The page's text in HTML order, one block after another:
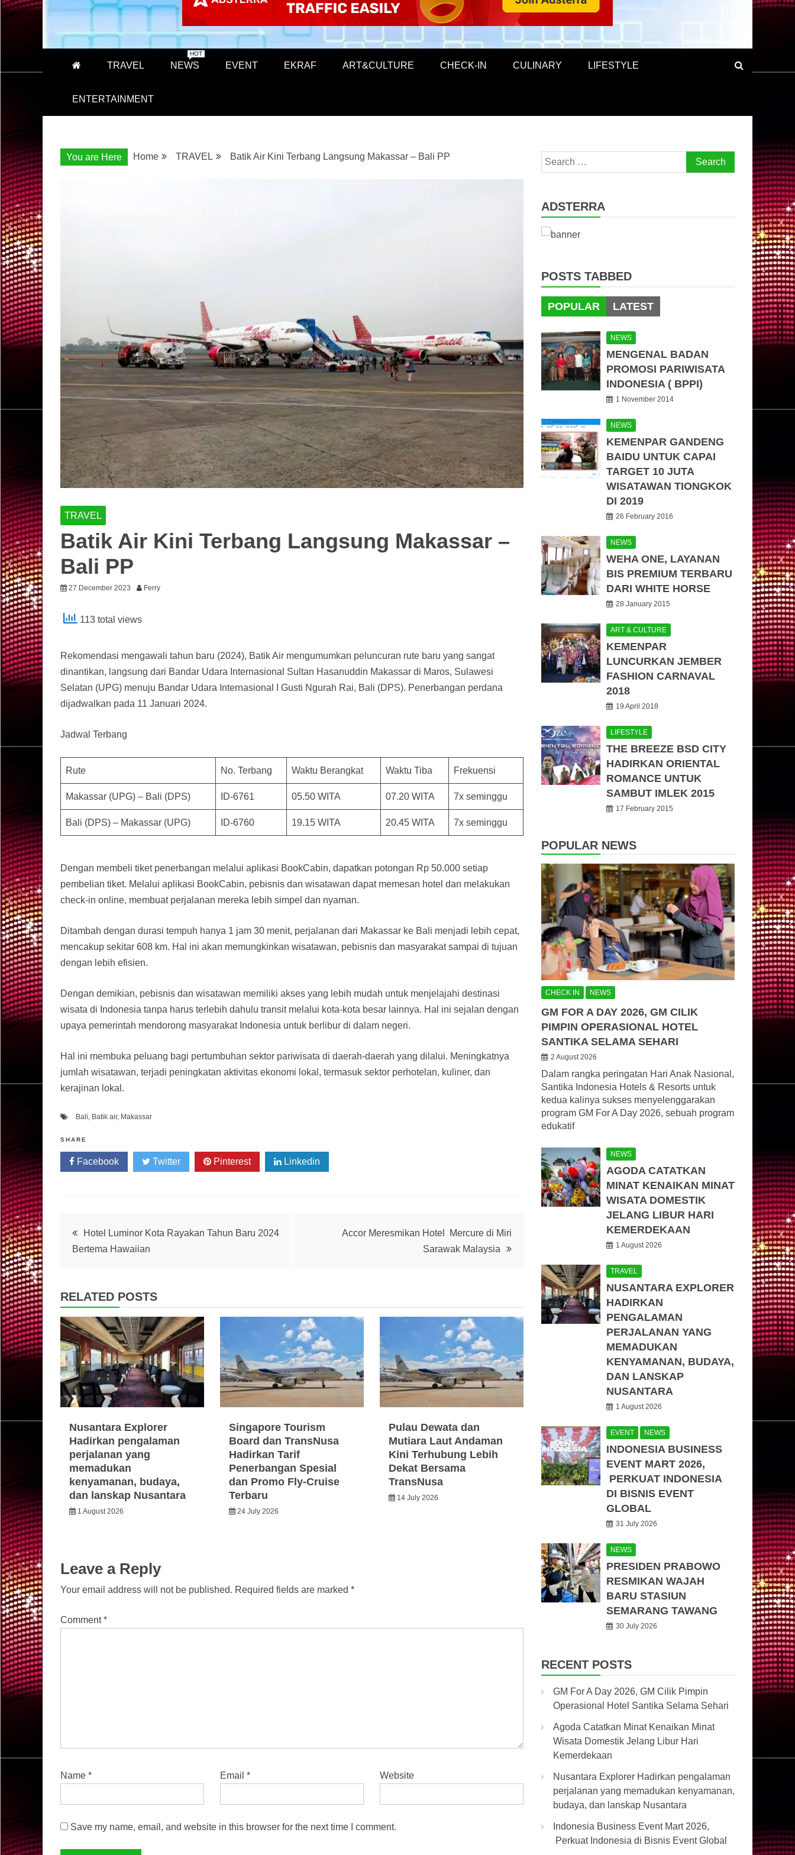
TRAVEL NEWS
HOT
EVENT EKRAF ART&CULTURE CHECK-IN CULINARY LIFESTYLE
ENTERTAINMENT
You are Here Home TRAVEL Batik Air Kini Terbang Langsung Makassar – Bali PP
TRAVEL
Batik Air Kini Terbang Langsung Makassar –
Bali PP
27 December 2023 Ferry
113 total views
Rekomendasi mengawali tahun baru (2024), Batik Air mengumumkan peluncuran rute baru yang sangat
dinantikan, langsung dari Bandar Udara Internasional Sultan Hasanuddin Makassar di Maros, Sulawesi
Selatan (UPG) menuju Bandar Udara Internasional I Gusti Ngurah Rai, Bali (DPS). Penerbangan perdana
dijadwalkan pada 11 Januari 2024.
Jadwal Terbang
Rute No. Terbang Waktu Berangkat Waktu Tiba Frekuensi
Makassar (UPG) – Bali (DPS) ID-6761 05.50 WITA 07.20 WITA 7x seminggu
Bali (DPS) – Makassar (UPG) ID-6760 19.15 WITA 20.45 WITA 7x seminggu
Dengan membeli tiket penerbangan melalui aplikasi BookCabin, dapatkan potongan Rp 50.000 setiap
pembelian tiket. Melalui aplikasi BookCabin, pebisnis dan wisatawan dapat memesan hotel dan melakukan
check-in online, membuat perjalanan mereka lebih simpel dan nyaman.
Ditambah dengan durasi tempuh hanya 1 jam 30 menit, perjalanan dari Makassar ke Bali menjadi lebih cepat,
mencakup sekitar 608 km. Hal ini akan memungkinkan wisatawan, pebisnis dan masyarakat sampai di tujuan
dengan lebih efisien.
Dengan demikian, pebisnis dan wisatawan memiliki akses yang lebih mudah untuk menjelajahi destinasi
wisata di Indonesia tanpa harus terlebih dahulu transit melalui kota-kota besar lainnya. Hal ini sejalan dengan
upaya pemerintah mendorong masyarakat Indonesia untuk berlibur di dalam negeri.
Hal ini membuka peluang bagi pertumbuhan sektor pariwisata di daerah-daerah yang dilalui. Meningkatnya
jumlah wisatawan, terjadi peningkatan aktivitas ekonomi lokal, termasuk sektor perhotelan, kuliner, dan
kerajinan lokal.
Bali, Batik air, Makassar
SHARE
Facebook Twitter Pinterest Linkedin
PostHotel Luminor Kota Rayakan Tahun Baru 2024
Bertema Hawaiian
Accor Meresmikan Hotel Mercure di Miri
Sarawak Malaysia
RELATED POSTS
Nusantara Explorer
Hadirkan pengalaman
perjalanan yang
memadukan
kenyamanan, budaya,
dan lanskap Nusantara
1 August 2026
Singapore Tourism
Board dan TransNusa
Hadirkan Tarif
Penerbangan Spesial
dan Promo Fly-Cruise
Terbaru
24 July 2026
Pulau Dewata dan
Mutiara Laut Andaman
Kini Terhubung Lebih
Dekat Bersama
TransNusa
14 July 2026
Leave a Reply
Your email address will not be published. Required fields are marked *
Comment*
Name * Email* Website
Save my name, email, and website in this browser for the next time I comment.
Search
for:
ADSTERRA
POSTS TABBED
POPULAR LATEST
NEWS
MENGENAL BADAN
PROMOSI PARIWISATA
INDONESIA ( BPPI)
1 November 2014
NEWS
KEMENPAR GANDENG
BAIDU UNTUK CAPAI
TARGET 10 JUTA
WISATAWAN TIONGKOK
DI 2019
26 February 2016
NEWS
WEHA ONE, LAYANAN
BIS PREMIUM TERBARU
DARI WHITE HORSE
28 January 2015
ART & CULTURE
KEMENPAR
LUNCURKAN JEMBER
FASHION CARNAVAL
2018
19 April 2018
LIFESTYLE
THE BREEZE BSD CITY
HADIRKAN ORIENTAL
ROMANCE UNTUK
SAMBUT IMLEK 2015
17 February 2015
POPULAR NEWS
CHECK IN NEWS
GM FOR A DAY 2026, GM CILIK
PIMPIN OPERASIONAL HOTEL
SANTIKA SELAMA SEHARI
2 August 2026
Dalam rangka peringatan Hari Anak Nasional,
Santika Indonesia Hotels & Resorts untuk
kedua kalinya sukses menyelenggarakan
program GM For A Day 2026, sebuah program
edukatif
NEWS
AGODA CATATKAN
MINAT KENAIKAN MINAT
WISATA DOMESTIK
JELANG LIBUR HARI
KEMERDEKAAN
1 August 2026
TRAVEL
NUSANTARA EXPLORER
HADIRKAN
PENGALAMAN
PERJALANAN YANG
MEMADUKAN
KENYAMANAN, BUDAYA,
DAN LANSKAP
NUSANTARA
1 August 2026
EVENT NEWS
INDONESIA BUSINESS
EVENT MART 2026,
PERKUAT INDONESIA
DI BISNIS EVENT
GLOBAL
31 July 2026
NEWS
PRESIDEN PRABOWO
RESMIKAN WAJAH
BARU STASIUN
SEMARANG TAWANG
30 July 2026
RECENT POSTS
GM For A Day 2026, GM Cilik Pimpin
Operasional Hotel Santika Selama Sehari
Agoda Catatkan Minat Kenaikan Minat
Wisata Domestik Jelang Libur Hari
Kemerdekaan
Nusantara Explorer Hadirkan pengalaman
perjalanan yang memadukan kenyamanan,
budaya, dan lanskap Nusantara
Indonesia Business Event Mart 2026,
Perkuat Indonesia di Bisnis Event Global